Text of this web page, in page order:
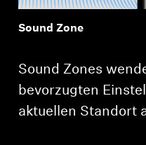
Sound Zone
Sound Zones
bevorzugten
aktuellen Standort
Produkte zu Ihrer
Ihre zuvor